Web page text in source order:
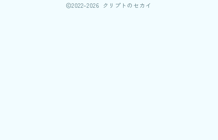
2022–2026 クリプトのセカイ